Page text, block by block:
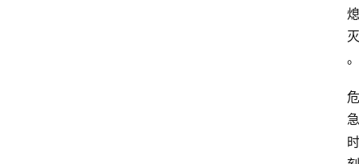
熄
灭
。
危
急
时